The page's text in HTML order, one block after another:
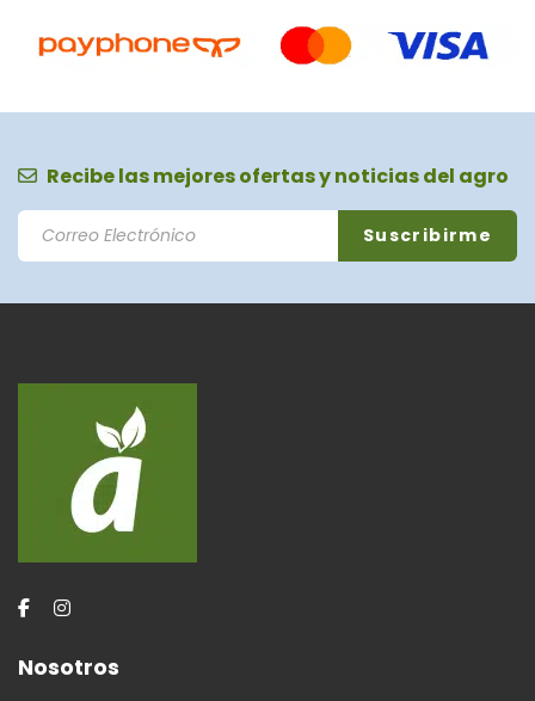
Recibe las mejores ofertas y noticias del agro
Nosotros